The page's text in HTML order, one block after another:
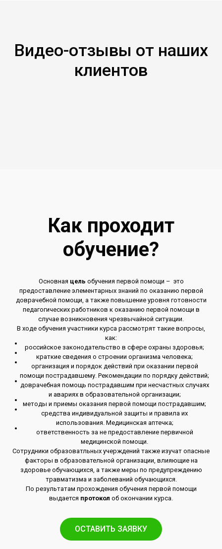
Видео-отзывы от наших
клиентов
Как проходит
обучение?
Основная цель обучения первой помощи – это
предоставление элементарных знаний по оказанию первой
доврачебной помощи, а также повышение уровня готовности
педагогических работников к оказанию первой помощи в
случае возникновения чрезвычайной ситуации.
В ходе обучения участники курса рассмотрят такие вопросы,
как:
российское законодательство в сфере охраны здоровья;
краткие сведения о строении организма человека;
организация и порядок действий при оказании первой
помощи пострадавшему. Рекомендации по порядку действий;
доврачебная помощь пострадавшим при несчастных случаях
и авариях в образовательной организации;
методы и приемы оказания первой помощи пострадавшим;
средства индивидуальной защиты и правила их
использования. Медицинская аптечка;
ответственность за не предоставление первичной
медицинской помощи.
Сотрудники образоватльных учерждений также изучат опасные
факторы в образовательной организации, влияющие на
здоровье обучающихся, а также меры по предупреждению
травматизма и заболеваний обучающихся.
По результатам прохождения обучения первой помощи
выдается протокол об окончании курса.
ОСТАВИТЬ ЗАЯВКУ​